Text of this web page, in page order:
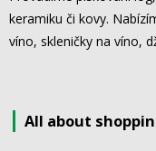
keramiku či kovy.
víno, skleničky na víno,
All about